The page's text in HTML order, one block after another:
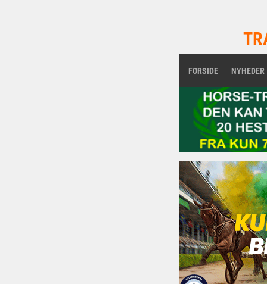
FORSIDE NYHEDER